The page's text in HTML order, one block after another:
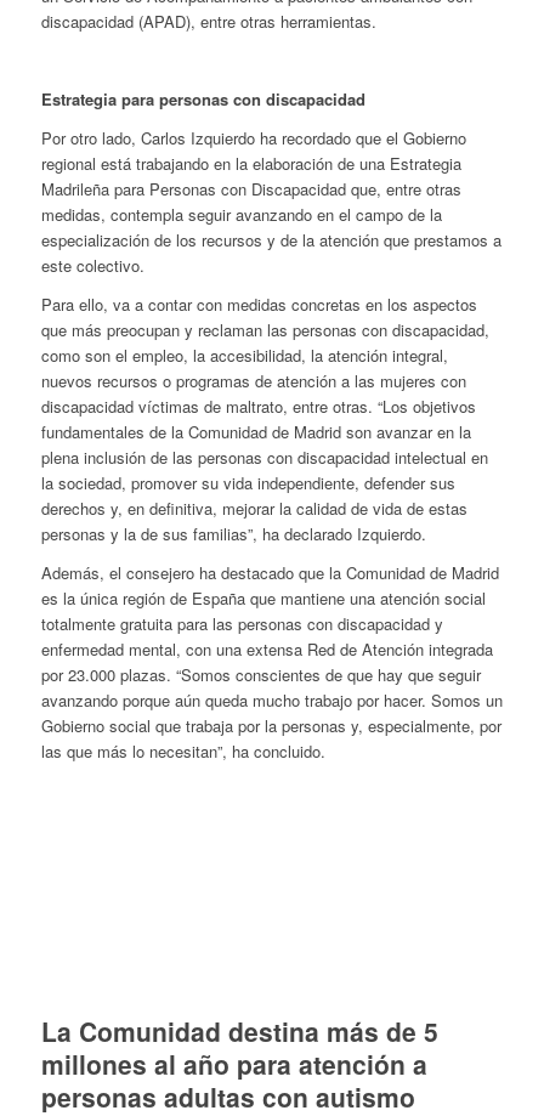
discapacidad (APAD), entre otras herramientas.
Estrategia para personas con discapacidad
Por otro lado, Carlos Izquierdo ha recordado que el Gobierno
regional está trabajando en la elaboración de una Estrategia
Madrileña para Personas con Discapacidad que, entre otras
medidas, contempla seguir avanzando en el campo de la
especialización de los recursos y de la atención que prestamos a
este colectivo.
Para ello, va a contar con medidas concretas en los aspectos
que más preocupan y reclaman las personas con discapacidad,
como son el empleo, la accesibilidad, la atención integral,
nuevos recursos o programas de atención a las mujeres con
discapacidad víctimas de maltrato, entre otras. “Los objetivos
fundamentales de la Comunidad de Madrid son avanzar en la
plena inclusión de las personas con discapacidad intelectual en
la sociedad, promover su vida independiente, defender sus
derechos y, en definitiva, mejorar la calidad de vida de estas
personas y la de sus familias”, ha declarado Izquierdo.
Además, el consejero ha destacado que la Comunidad de Madrid
es la única región de España que mantiene una atención social
totalmente gratuita para las personas con discapacidad y
enfermedad mental, con una extensa Red de Atención integrada
por 23.000 plazas. “Somos conscientes de que hay que seguir
avanzando porque aún queda mucho trabajo por hacer. Somos un
Gobierno social que trabaja por la personas y, especialmente, por
las que más lo necesitan”, ha concluido.
La Comunidad destina más de 5
millones al año para atención a
personas adultas con autismo